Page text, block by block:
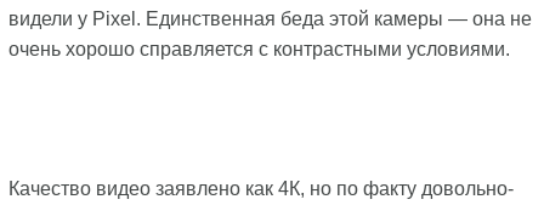
видели у Pixel. Единственная беда этой камеры — она не
очень хорошо справляется с контрастными условиями.
Качество видео заявлено как 4К, но по факту довольно-